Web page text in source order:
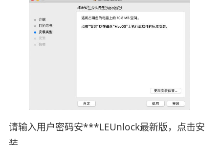
请输入用户密码安***LEUnlock最新版，点击安